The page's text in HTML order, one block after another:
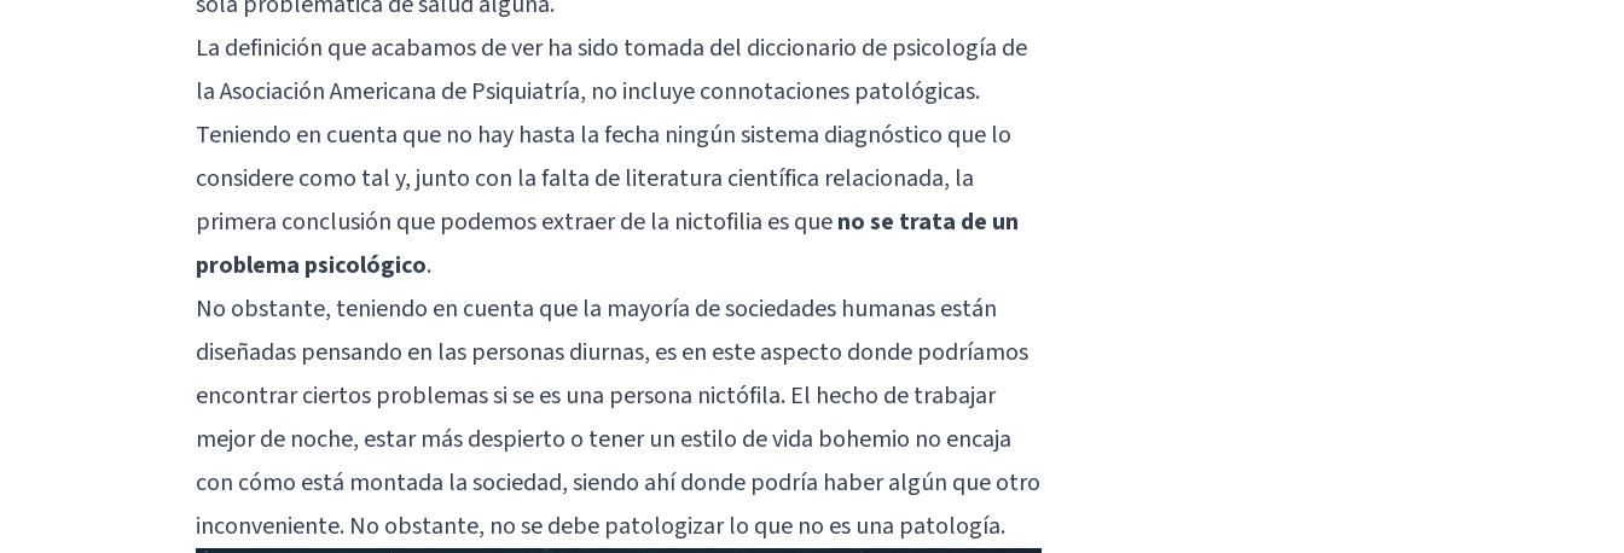
La definición que acabamos de ver ha sido tomada del diccionario de psicología de
la Asociación Americana de Psiquiatría, no incluye connotaciones patológicas.
Teniendo en cuenta que no hay hasta la fecha ningún sistema diagnóstico que lo
considere como tal y, junto con la falta de literatura científica relacionada, la
primera conclusión que podemos extraer de la nictofilia es queno se trata de un
problema psicológico.
No obstante, teniendo en cuenta que la mayoría de sociedades humanas están
diseñadas pensando en las personas diurnas, es en este aspecto donde podríamos
encontrar ciertos problemas si se es una persona nictófila. El hecho de trabajar
mejor de noche, estar más despierto o tener un estilo de vida bohemio no encaja
con cómo está montada la sociedad, siendo ahí donde podría haber algún que otro
inconveniente. No obstante, no se debe patologizar lo que no es una patología.